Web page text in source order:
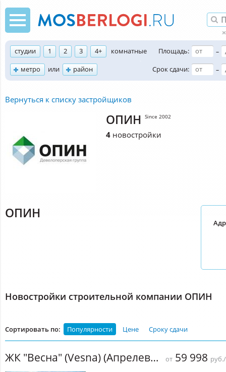
студии 1 2 3 4+
комнатные
метро
или район
Площадь:
–
Срок сдачи:
–
Вернуться к списку застройщиков
ОПИН Since 2002
4 новостройки
ОПИН
Новостройки строительной компании ОПИН
Сортировать по: Популярности Цене Сроку сдачи
ЖК "Весна" (Vesna) (Апрелевка) от 59 998